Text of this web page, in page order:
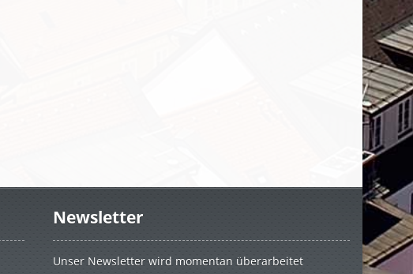
Newsletter
Unser Newsletter wird momentan überarbeitet